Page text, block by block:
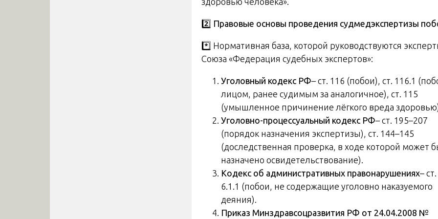
2️ Правовые основы проведения судмедэкспертизы
*️⃣ Нормативная база, которой руководствуются
Союза «Федерация судебных экспертов»:
Уголовный кодекс РФ– ст. 116 (побои), ст. 116.1
лицом, ранее судимым за аналогичное), ст. 115
(умышленное причинение лёгкого вреда
Уголовно-процессуальный кодекс РФ– ст. 195–207
(порядок назначения экспертизы), ст. 144–145
(доследственная проверка, в ходе которой может
назначено освидетельствование).
Кодекс об административных правонарушениях– ст.
6.1.1 (побои, не содержащие уголовно наказуемого
деяния).
Приказ Минздравсоцразвития РФ от 24.04.2008 №